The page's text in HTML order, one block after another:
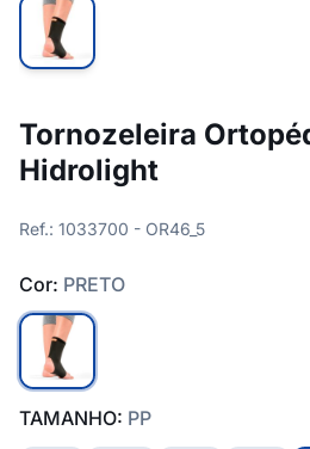
Tornozeleira
Hidrolight
Ref.: 1033700 - OR46_5
Cor: PRETO
TAMANHO: PP